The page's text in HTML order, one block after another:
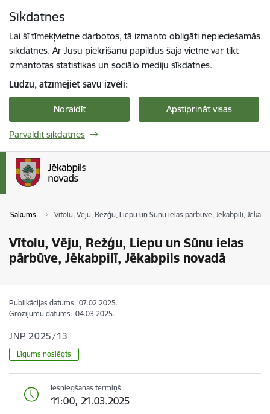
Sīkdatnes
Lai šī tīmekļvietne darbotos, tā izmanto obligāti nepieciešamās
sīkdatnes. Ar Jūsu piekrišanu papildus šajā vietnē var tikt
izmantotas statistikas un sociālo mediju sīkdatnes.
Lūdzu, atzīmējiet savu izvēli:
Noraidīt Apstiprināt visas
Pārvaldīt sīkdatnes
Sākums Vītolu, Vēju, Režģu, Liepu un Sūnu ielas pārbūve, Jēkabpilī,
Vītolu, Vēju, Režģu, Liepu un Sūnu ielas
pārbūve, Jēkabpilī, Jēkabpils novadā
Publikācijas datums: 07.02.2025.
Grozījumu datums: 04.03.2025.
JNP 2025/13
Līgums noslēgts
Iesniegšanas termiņš
11:00, 21.03.2025